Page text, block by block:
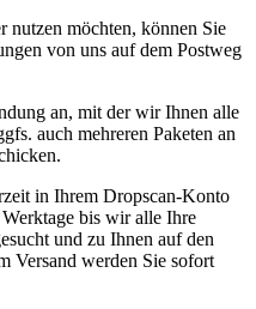
nutzen möchten, können Sie
von uns auf dem Postweg
an, mit der wir Ihnen alle
auch mehreren Paketen an
in Ihrem Dropscan-Konto
bis wir alle Ihre
und zu Ihnen auf den
Versand werden Sie sofort